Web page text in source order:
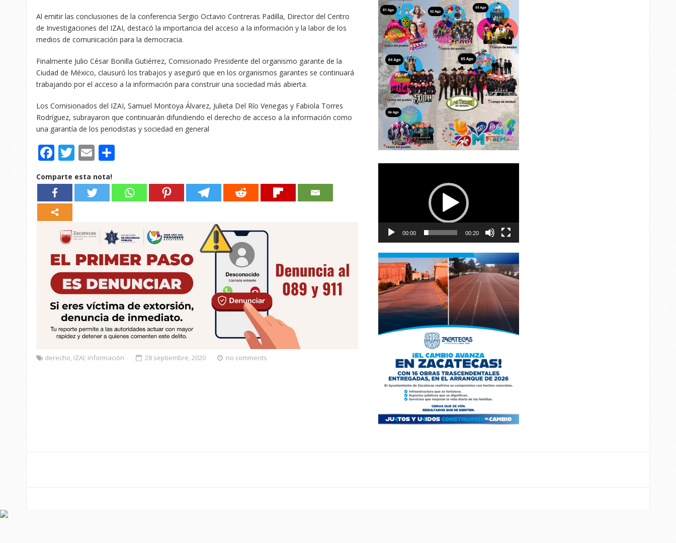
Al emitir las conclusiones de la conferencia Sergio Octavio Contreras Padilla, Director del Centro
de Investigaciones del IZAI, destacó la importancia del acceso a la información y la labor de los
medios de comunicación para la democracia.
Finalmente Julio César Bonilla Gutiérrez, Comisionado Presidente del organismo garante de la
Ciudad de México, clausuró los trabajos y aseguró que en los organismos garantes se continuará
trabajando por el acceso a la información para construir una sociedad más abierta.
Los Comisionados del IZAI, Samuel Montoya Álvarez, Julieta Del Río Venegas y Fabiola Torres
Rodríguez, subrayaron que continuarán difundiendo el derecho de acceso a la información como
una garantía de los periodistas y sociedad en general
Facebook
Twitter
Email
Comparte esta nota!
derecho, IZAI; información 28 septiembre, 2020 no comments
00:00 00:20